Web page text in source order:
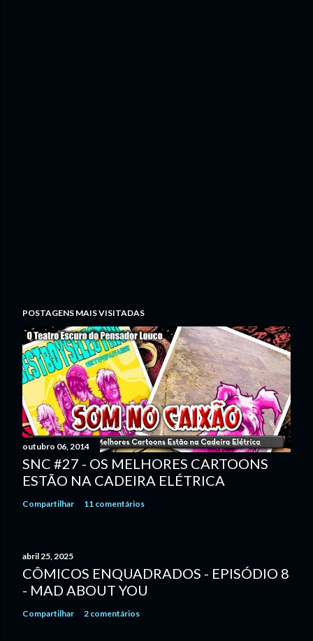
POSTAGENS MAIS VISITADAS
outubro 06, 2014
SNC #27 - OS MELHORES CARTOONS
ESTÃO NA CADEIRA ELÉTRICA
Compartilhar 11 comentários
abril 25, 2025
CÔMICOS ENQUADRADOS - EPISÓDIO 8
- MAD ABOUT YOU
Compartilhar 2 comentários